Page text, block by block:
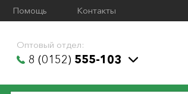
Помощь Контакты
Оптовый отдел:
8 (0152) 555-103